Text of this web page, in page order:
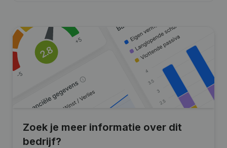
Zoek je meer informatie over dit
bedrijf?